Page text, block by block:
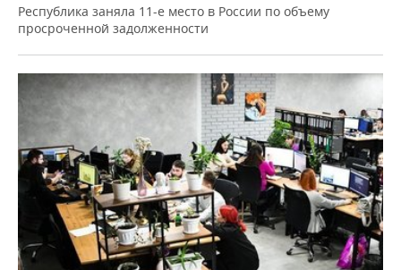
Республика заняла 11-е место в России по объему
просроченной задолженности